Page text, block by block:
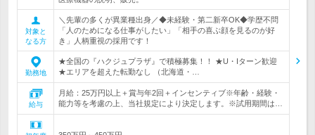
対象と
なる方
＼先輩の多くが異業種出身／◆未経験・第二新卒OK◆学歴不問
「人のためになる仕事がしたい」「相手の喜ぶ顔を見るのが好
き」人柄重視の採用です！
勤務地
★全国の『ハクジュプラザ』で積極募集！！ ★U・Iターン歓迎
★エリアを超えた転勤なし （北海道・…
給与
月給：25万円以上＋賞与年2回＋インセンティブ※年齢・経験・
能力等を考慮の上、当社規定により決定します。※試用期間は…